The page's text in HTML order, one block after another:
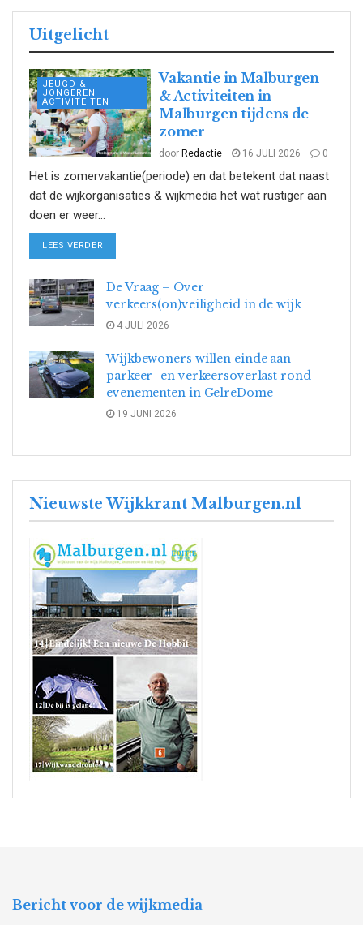
Uitgelicht
JEUGD &
JONGEREN
ACTIVITEITEN
Vakantie in Malburgen
& Activiteiten in
Malburgen tijdens de
zomer
door Redactie 16 JULI 2026 0
Het is zomervakantie(periode) en dat betekent dat naast
dat de wijkorganisaties & wijkmedia het wat rustiger aan
doen er weer...
LEES VERDER
De Vraag – Over
verkeers(on)veiligheid in de wijk
4 JULI 2026
Wijkbewoners willen einde aan
parkeer- en verkeersoverlast rond
evenementen in GelreDome
19 JUNI 2026
Nieuwste Wijkkrant Malburgen.nl
Bericht voor de wijkmedia